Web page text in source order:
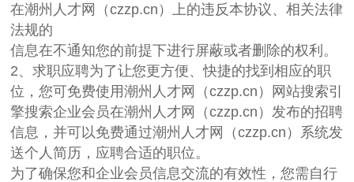
在潮州人才网（czzp.cn）上的违反本协议、相关法律
法规的
信息在不通知您的前提下进行屏蔽或者删除的权利。
2、求职应聘为了让您更方便、快捷的找到相应的职
位，您可免费使用潮州人才网（czzp.cn）网站搜索引
擎搜索企业会员在潮州人才网（czzp.cn）发布的招聘
信息，并可以免费通过潮州人才网（czzp.cn）系统发
送个人简历，应聘合适的职位。
为了确保您和企业会员信息交流的有效性，您需自行